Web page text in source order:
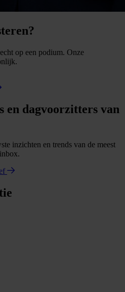
op een podium. Onze
en dagvoorzitters van
inzichten en trends van de meest